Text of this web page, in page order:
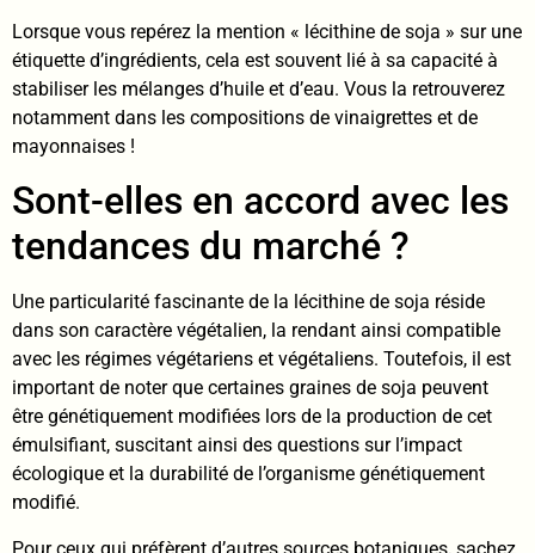
Lorsque vous repérez la mention « lécithine de soja » sur une
étiquette d’ingrédients, cela est souvent lié à sa capacité à
stabiliser les mélanges d’huile et d’eau. Vous la retrouverez
notamment dans les compositions de vinaigrettes et de
mayonnaises !
Sont-elles en accord avec les
tendances du marché ?
Une particularité fascinante de la lécithine de soja réside
dans son caractère végétalien, la rendant ainsi compatible
avec les régimes végétariens et végétaliens. Toutefois, il est
important de noter que certaines graines de soja peuvent
être génétiquement modifiées lors de la production de cet
émulsifiant, suscitant ainsi des questions sur l’impact
écologique et la durabilité de l’organisme génétiquement
modifié.
Pour ceux qui préfèrent d’autres sources botaniques, sachez